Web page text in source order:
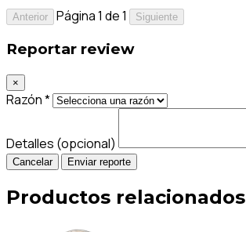
Anterior Página 1 de 1 Siguiente
Reportar review
×
Razón *
Detalles (opcional)
Cancelar Enviar reporte
Productos relacionados